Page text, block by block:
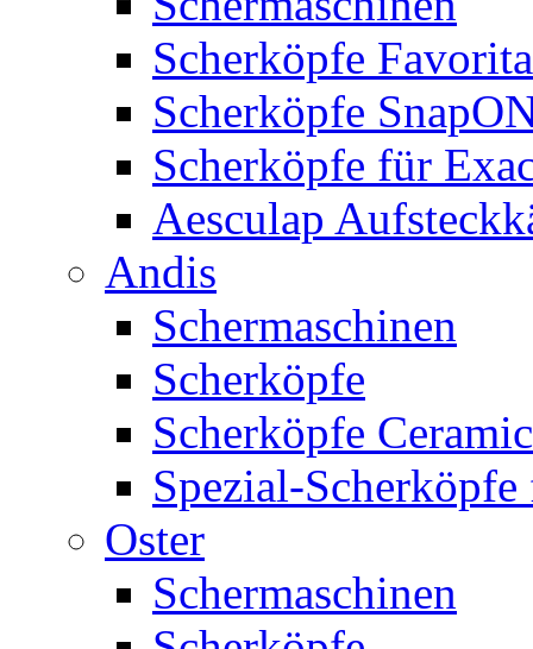
Scherköpfe
Scherköpfe
Scherköpfe für
Aesculap
Andis
Schermaschinen
Scherköpfe
Scherköpfe Ceramic
Spezial-
Oster
Schermaschinen